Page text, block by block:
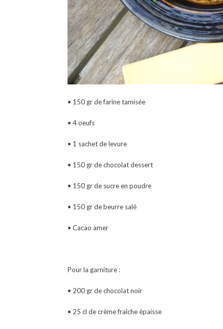
• 150 gr de farine tamisée
• 4 oeufs
• 1 sachet de levure
• 150 gr de chocolat dessert
• 150 gr de sucre en poudre
• 150 gr de beurre salé
• Cacao amer
Pour la garniture :
• 200 gr de chocolat noir
• 25 cl de crème fraîche épaisse